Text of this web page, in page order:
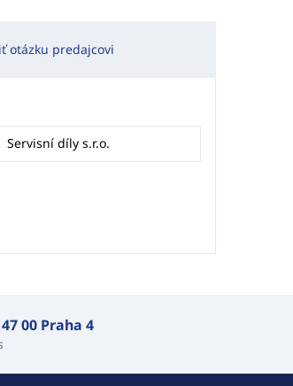
otázku predajcovi
Servisní díly s.r.o.
00 Praha 4